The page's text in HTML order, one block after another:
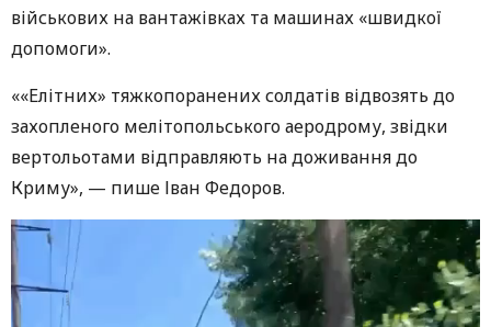
військових на вантажівках та машинах «швидкої
допомоги».
««Елітних» тяжкопоранених солдатів відвозять до
захопленого мелітопольського аеродрому, звідки
вертольотами відправляють на доживання до
Криму», — пише Іван Федоров.